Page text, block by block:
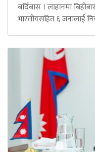
बर्दिबास । लाहानमा
भारतीयसहित ६ जनालाई